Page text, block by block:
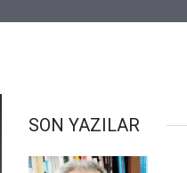
SON YAZILAR